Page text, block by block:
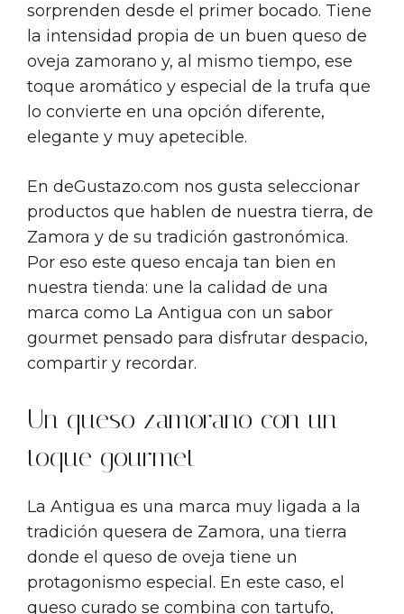
sorprenden desde el primer bocado. Tiene
la intensidad propia de un buen queso de
oveja zamorano y, al mismo tiempo, ese
toque aromático y especial de la trufa que
lo convierte en una opción diferente,
elegante y muy apetecible.
En deGustazo.com nos gusta seleccionar
productos que hablen de nuestra tierra, de
Zamora y de su tradición gastronómica.
Por eso este queso encaja tan bien en
nuestra tienda: une la calidad de una
marca como La Antigua con un sabor
gourmet pensado para disfrutar despacio,
compartir y recordar.
Un queso zamorano con un
toque gourmet
La Antigua es una marca muy ligada a la
tradición quesera de Zamora, una tierra
donde el queso de oveja tiene un
protagonismo especial. En este caso, el
queso curado se combina con tartufo,